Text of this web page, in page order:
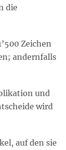
die
Zeichen
andernfalls
und
wird
auf den sie